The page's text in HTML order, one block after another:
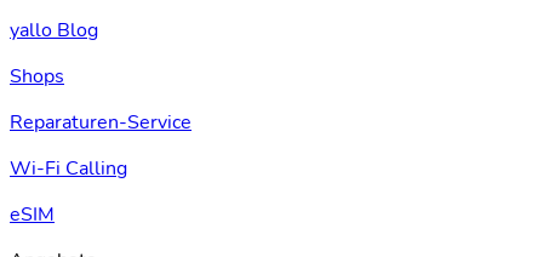
yallo Blog
Shops
Reparaturen-Service
Wi-Fi Calling
eSIM